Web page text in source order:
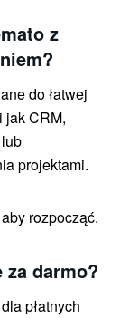
z
do łatwej
jak CRM,
projektami.
rozpocząć.
za darmo?
płatnych